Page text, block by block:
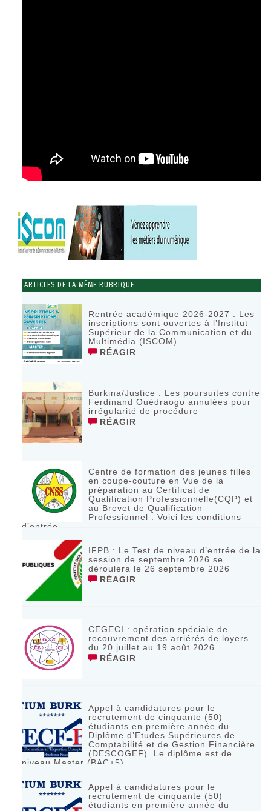
ARTICLES DE LA MÊME RUBRIQUE
Rentrée académique 2026-2027 : Les
inscriptions sont ouvertes à l’Institut
Supérieur de la Communication et du
Multimédia (ISCOM)
RÉAGIR
Burkina/Justice : Les poursuites contre
Ferdinand Ouédraogo annulées pour
irrégularité de procédure
RÉAGIR
Centre de formation des jeunes filles
en coupe-couture en Vue de la
préparation au Certificat de
Qualification Professionnelle(CQP) et
au Brevet de Qualification
Professionnel : Voici les conditions
d’entrée
IFPB : Le Test de niveau d’entrée de la
session de septembre 2026 se
déroulera le 26 septembre 2026
RÉAGIR
CEGECI : opération spéciale de
recouvrement des arriérés de loyers
du 20 juillet au 19 août 2026
RÉAGIR
Appel à candidatures pour le
recrutement de cinquante (50)
étudiants en première année du
Diplôme d’Etudes Supérieures de
Comptabilité et de Gestion Financière
(DESCOGEF). Le diplôme est de
niveau Master (BAC+5)
Appel à candidatures pour le
recrutement de cinquante (50)
étudiants en première année du